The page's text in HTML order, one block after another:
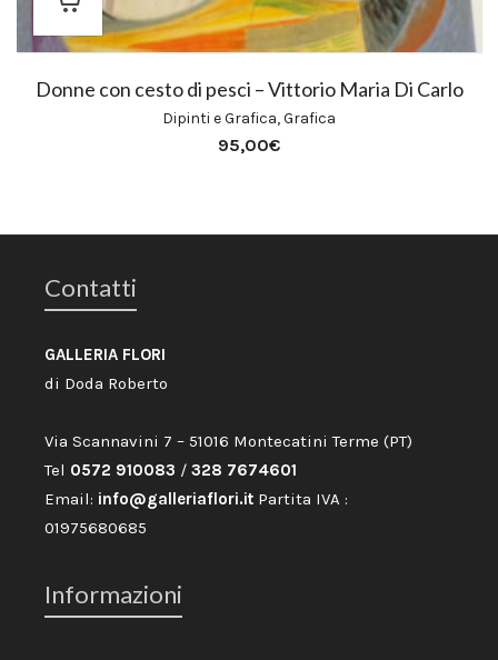
Donne con cesto di pesci – Vittorio Maria Di Carlo
Dipinti e Grafica,Grafica
95,00€
Contatti
GALLERIA FLORI
di Doda Roberto
Via Scannavini 7 – 51016 Montecatini Terme (PT)
Tel 0572 910083 / 328 7674601
Email: info@galleriaflori.it Partita IVA :
01975680685
Informazioni